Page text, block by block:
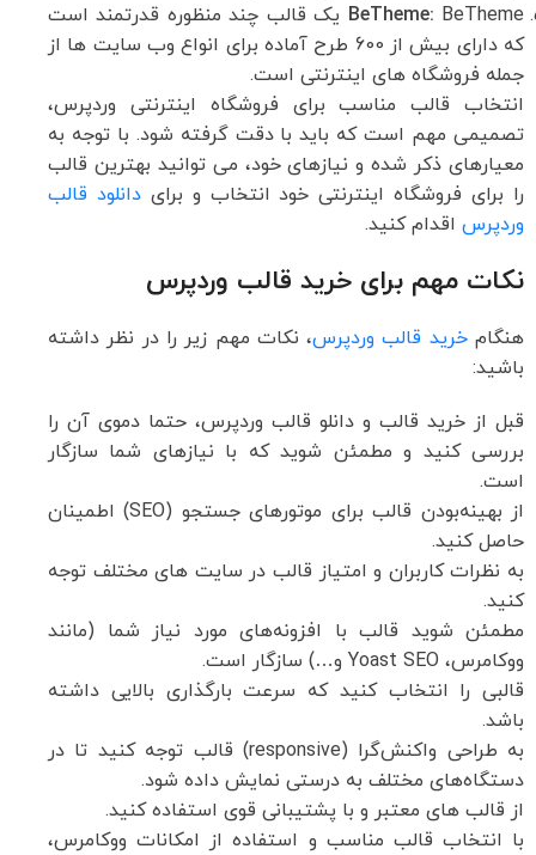
BeTheme: BeTheme یک قالب چند منظوره قدرتمند است
که دارای بیش از 600 طرح آماده برای انواع وب سایت ها از
جمله فروشگاه های اینترنتی است.
انتخاب قالب مناسب برای فروشگاه اینترنتی وردپرس،
تصمیمی مهم است که باید با دقت گرفته شود. با توجه به
معیارهای ذکر شده و نیازهای خود، می توانید بهترین قالب
را برای فروشگاه اینترنتی خود انتخاب و برایدانلود قالب
وردپرس اقدام کنید.
نکات مهم برای خرید قالب وردپرس
هنگامخرید قالب وردپرس، نکات مهم زیر را در نظر داشته
باشید:
قبل از خرید قالب و دانلو قالب وردپرس، حتما دموی آن را
بررسی کنید و مطمئن شوید که با نیازهای شما سازگار
است.
از بهینه‌بودن قالب برای موتورهای جستجو (SEO) اطمینان
حاصل کنید.
به نظرات کاربران و امتیاز قالب در سایت های مختلف توجه
کنید.
مطمئن شوید قالب با افزونه‌های مورد نیاز شما (مانند
ووکامرس، Yoast SEO و…) سازگار است.
قالبی را انتخاب کنید که سرعت بارگذاری بالایی داشته
باشد.
به طراحی واکنش‌گرا (responsive) قالب توجه کنید تا در
دستگاه‌های مختلف به درستی نمایش داده شود.
از قالب های معتبر و با پشتیبانی قوی استفاده کنید.
با انتخاب قالب مناسب و استفاده از امکانات ووکامرس،